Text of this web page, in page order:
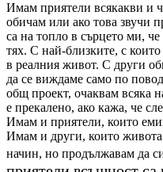
Имам приятели всякакви и
обичам или ако това звучи
са на топло в сърцето ми,
тях. С най-близките, с
в реалния живот. С други
да се виждаме само по
общ проект, очаквам всяка
е прекалено, ако кажа, че
Имам и приятели, които
Имам и други, които
начин, но продължавам да